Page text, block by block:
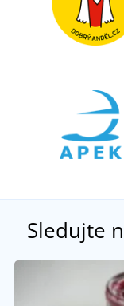
Sledujte